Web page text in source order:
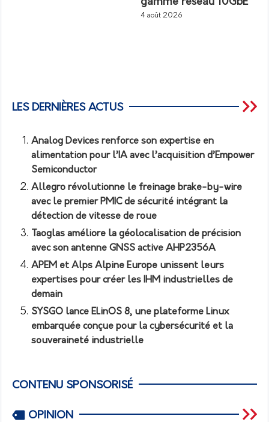
4 août 2026
LES DERNIÈRES ACTUS
Analog Devices renforce son expertise en
alimentation pour l’IA avec l’acquisition d’Empower
Semiconductor
Allegro révolutionne le freinage brake-by-wire
avec le premier PMIC de sécurité intégrant la
détection de vitesse de roue
Taoglas améliore la géolocalisation de précision
avec son antenne GNSS active AHP2356A
APEM et Alps Alpine Europe unissent leurs
expertises pour créer les IHM industrielles de
demain
SYSGO lance ELinOS 8, une plateforme Linux
embarquée conçue pour la cybersécurité et la
souveraineté industrielle
CONTENU SPONSORISÉ
OPINION